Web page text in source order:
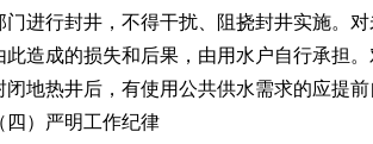
门进行封井，不得干扰、阻挠封井实施。
此造成的损失和后果，由用水户自行承担
闭地热井后，有使用公共供水需求的应提
四）严明工作纪律